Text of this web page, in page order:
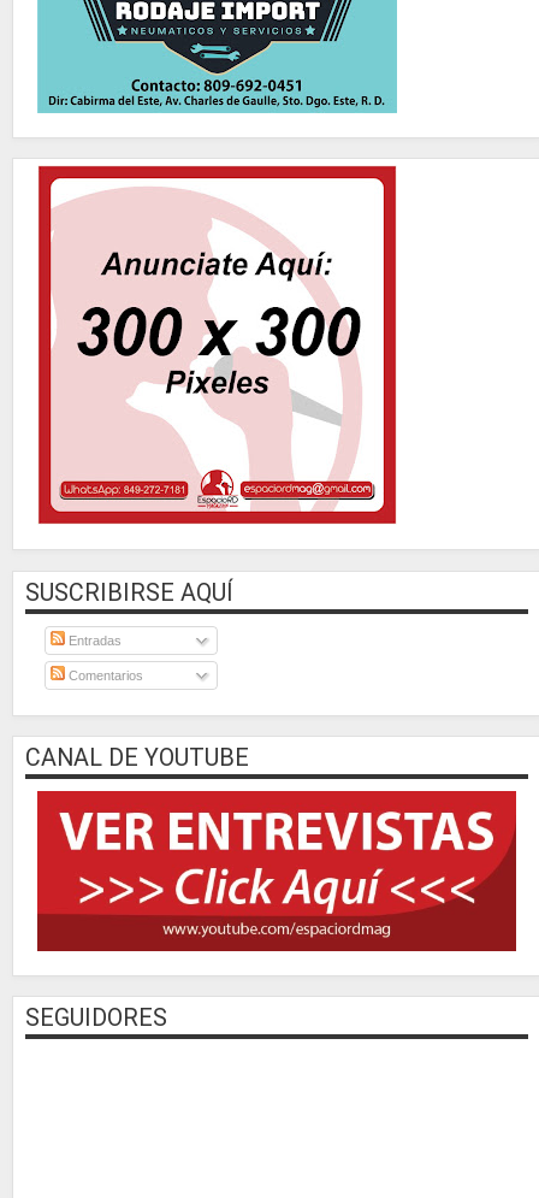
SUSCRIBIRSE AQUÍ
Entradas
Comentarios
CANAL DE YOUTUBE
SEGUIDORES